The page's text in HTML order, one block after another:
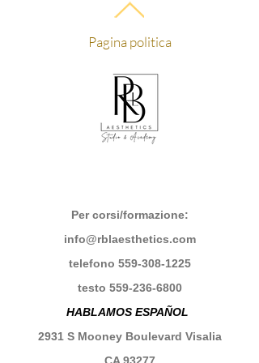
Pagina politica
Per corsi/formazione:
info@rblaesthetics.com
telefono 559-308-1225
testo 559-236-6800
HABLAMOS ESPAÑOL
2931 S Mooney Boulevard Visalia